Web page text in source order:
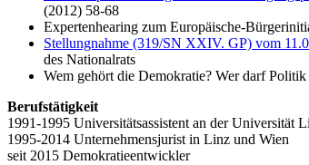
(2012) 58-68
Expertenhearing zum Europäische-
Stellungnahme (319/SN XXIV. GP) vom
des Nationalrats
Wem gehört die Demokratie? Wer darf
Berufstätigkeit
1991-1995 Universitätsassistent an der Universität
1995-2014 Unternehmensjurist in Linz und Wien​
seit 2015 Demokratieentwickler